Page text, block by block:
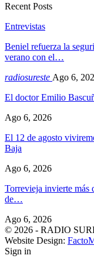
Recent Posts
Entrevistas
Beniel refuerza la
verano con el…
radiosureste Ago 6,
El doctor Emilio
Ago 6, 2026
El 12 de agosto
Baja
Ago 6, 2026
Torrevieja invierte más
de…
Ago 6, 2026
© 2026 - RADIO
Website Design:
Sign in